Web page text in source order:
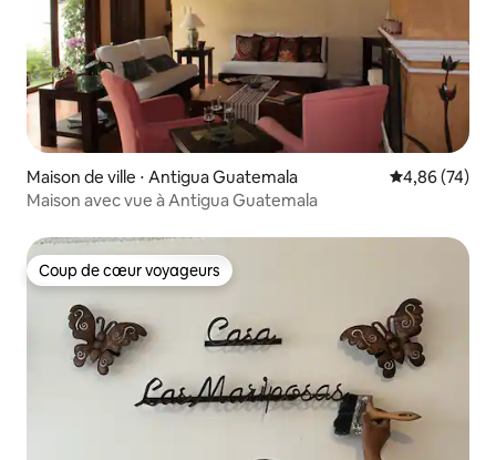
Maison de ville ⋅ Antigua Guatemala Évaluation
4,86 (74)
Maison avec vue à Antigua Guatemala
Coup de cœur voyageurs
Coup de cœur voyageurs